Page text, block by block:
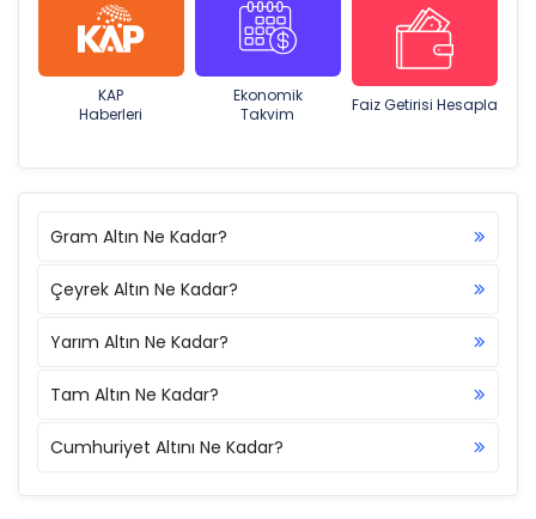
KAP
Haberleri
Ekonomik
Takvim
Faiz Getirisi Hesapla
Gram Altın Ne Kadar?
Çeyrek Altın Ne Kadar?
Yarım Altın Ne Kadar?
Tam Altın Ne Kadar?
Cumhuriyet Altını Ne Kadar?